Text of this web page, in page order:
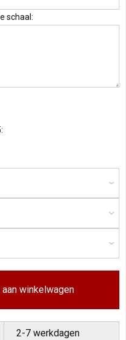
schaal:
winkelwagen
2-7 werkdagen